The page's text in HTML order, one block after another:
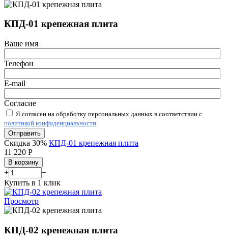
КПД-01 крепежная плита
Ваше имя
Телефон
E-mail
Согласие
Я согласен на обработку персональных данных в соответствии с
политикой конфиденциальности
Отправить
Скидка 30% КПД-01 крепежная плита
11 220 Р
В корзину
+
−
Купить в 1 клик
Просмотр
КПД-02 крепежная плита